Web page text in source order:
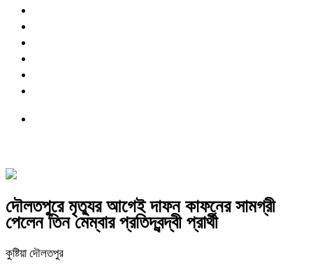
দৌলতপুরে মৃত্যুর আগেই দাফন কাফনের সামগ্রী
পেলেন তিন মেম্বার প্রতিদ্বন্দ্বী প্রার্থী
কুষ্টিয়া দৌলতপুর